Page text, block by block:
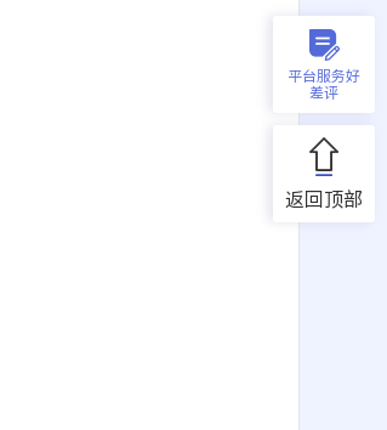
平台服务好
差评
返回顶部